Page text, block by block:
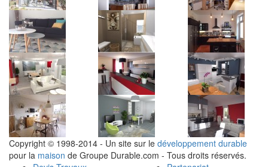
Copyright © 1998-2014 - Un site sur le développement durable
pour la maison de Groupe Durable.com - Tous droits réservés.